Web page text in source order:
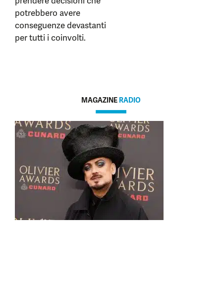
potrebbero avere
conseguenze devastanti
per tutti i coinvolti.
MAGAZINE RADIO